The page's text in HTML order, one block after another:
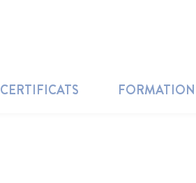
CERTIFICATS